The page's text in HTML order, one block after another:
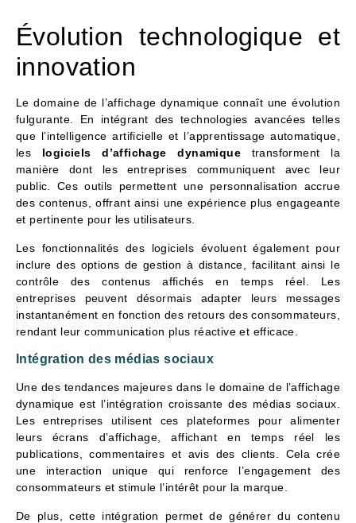
Évolution technologique et
innovation
Le domaine de l’affichage dynamique connaît une évolution
fulgurante. En intégrant des technologies avancées telles
que l’intelligence artificielle et l’apprentissage automatique,
les logiciels d’affichage dynamiquetransforment la
manière dont les entreprises communiquent avec leur
public. Ces outils permettent une personnalisation accrue
des contenus, offrant ainsi une expérience plus engageante
et pertinente pour les utilisateurs.
Les fonctionnalités des logiciels évoluent également pour
inclure des options de gestion à distance, facilitant ainsi le
contrôle des contenus affichés en temps réel. Les
entreprises peuvent désormais adapter leurs messages
instantanément en fonction des retours des consommateurs,
rendant leur communication plus réactive et efficace.
Intégration des médias sociaux
Une des tendances majeures dans le domaine de l’affichage
dynamique est l’intégration croissante des médias sociaux.
Les entreprises utilisent ces plateformes pour alimenter
leurs écrans d’affichage, affichant en temps réel les
publications, commentaires et avis des clients. Cela crée
une interaction unique qui renforce l’engagement des
consommateurs et stimule l’intérêt pour la marque.
De plus, cette intégration permet de générer du contenu